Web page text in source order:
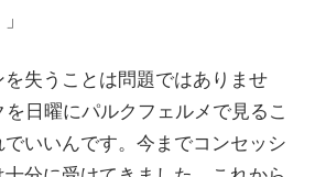
を失うことは問題ではありませ
日曜にパルクフェルメで見るこ
でいいんです。今までコンセッシ